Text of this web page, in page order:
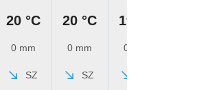
20 °C
0 mm
SZ
20 °C
0 mm
SZ
19 °C
0 mm